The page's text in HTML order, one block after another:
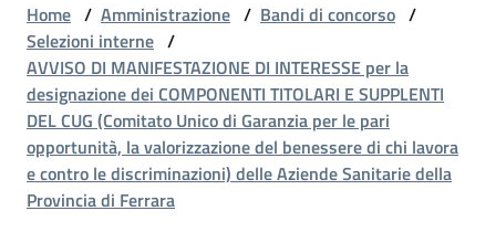
Azienda
Servizi
Reparti
Home / Amministrazione / Bandi di concorso /
Selezioni interne /
AVVISO DI MANIFESTAZIONE DI INTERESSE per la
designazione dei COMPONENTI TITOLARI E SUPPLENTI
DEL CUG (Comitato Unico di Garanzia per le pari
opportunità, la valorizzazione del benessere di chi lavora
e contro le discriminazioni) delle Aziende Sanitarie della
Provincia di Ferrara